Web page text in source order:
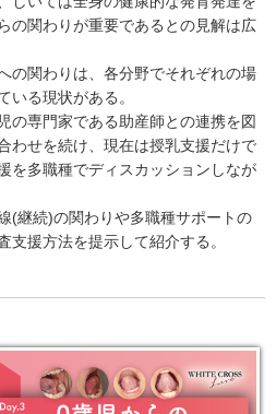
の関わりが重要であるとの見解は広
の関わりは、各分野でそれぞれの場
いる現状がある。
の専門家である助産師との連携を図
わせを続け、現在は授乳支援だけで
を多職種でディスカッションしなが
(継続)の関わりや多職種サポートの
支援方法を提示して紹介する。